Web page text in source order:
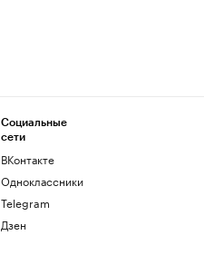
Социальные
сети
ВКонтакте
Одноклассники
Telegram
Дзен